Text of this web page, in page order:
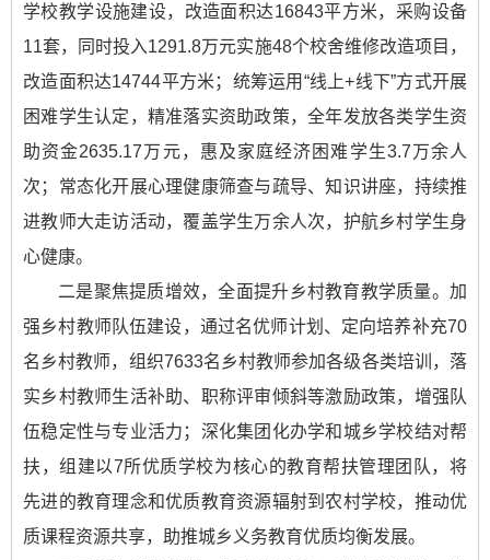
学校教学设施建设，改造面积达16843平方米，采购设备
11套，同时投入1291.8万元实施48个校舍维修改造项目，
改造面积达14744平方米；统筹运用“线上+线下”方式开展
困难学生认定，精准落实资助政策，全年发放各类学生资
助资金2635.17万元，惠及家庭经济困难学生3.7万余人
次；常态化开展心理健康筛查与疏导、知识讲座，持续推
进教师大走访活动，覆盖学生万余人次，护航乡村学生身
心健康。
二是聚焦提质增效，全面提升乡村教育教学质量。加
强乡村教师队伍建设，通过名优师计划、定向培养补充70
名乡村教师，组织7633名乡村教师参加各级各类培训，落
实乡村教师生活补助、职称评审倾斜等激励政策，增强队
伍稳定性与专业活力；深化集团化办学和城乡学校结对帮
扶，组建以7所优质学校为核心的教育帮扶管理团队，将
先进的教育理念和优质教育资源辐射到农村学校，推动优
质课程资源共享，助推城乡义务教育优质均衡发展。